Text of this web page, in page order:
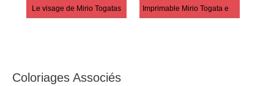
Le visage de Mirio Togatas Imprimable Mirio Togata et Eri gratuitement
Coloriages Associés